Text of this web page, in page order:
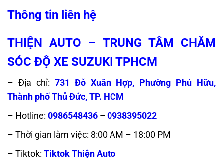
Thông tin liên hệ
THIỆN AUTO – TRUNG TÂM CHĂM
SÓC ĐỘ XE SUZUKI TPHCM
– Địa chỉ: 731 Đỗ Xuân Hợp, Phường Phú Hữu,
Thành phố Thủ Đức, TP. HCM
– Hotline: 0986548436 –0938395022
– Thời gian làm việc: 8:00 AM – 18:00 PM
– Tiktok: Tiktok Thiện Auto